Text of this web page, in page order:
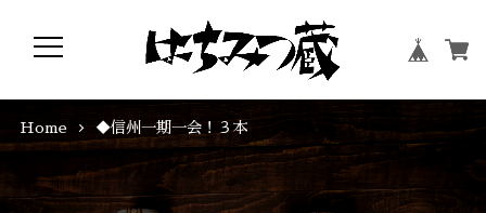
Home ◆信州一期一会！３本